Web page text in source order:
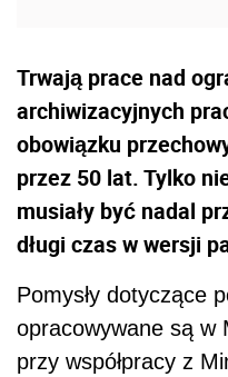
Trwają prace nad
archiwizacyjnych
obowiązku
przez 50 lat. Tylko
musiały być nadal
długi czas w wersji
Pomysły dotyczące
opracowywane są w
przy współpracy z